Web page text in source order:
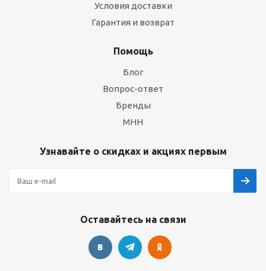
Условия доставки
Гарантия и возврат
Помощь
Блог
Вопрос-ответ
Бренды
МНН
Узнавайте о скидках и акциях первым
Оставайтесь на связи